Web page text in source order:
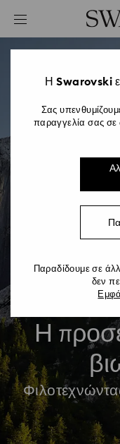
Accesskeys list
0 - Επικεφαλίδα
2 - Υποσέλιδο
Η
Η Swarovski
Σας
παραγγελία σας σε
Παραδίδουμε σε
δεν